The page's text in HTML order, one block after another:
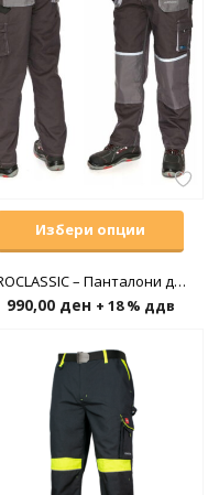
Избери опции
EUROCLASSIC – Панталони до појас
990,00 ден + 18 % ддв